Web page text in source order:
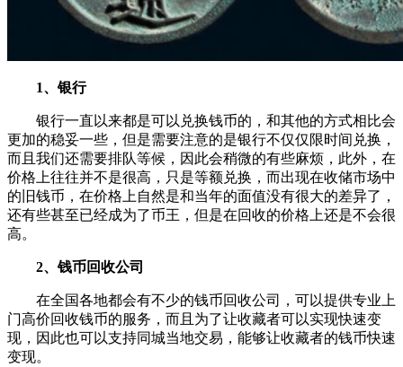
1、银行
银行一直以来都是可以兑换钱币的，和其他的方式相比会
更加的稳妥一些，但是需要注意的是银行不仅仅限时间兑换，
而且我们还需要排队等候，因此会稍微的有些麻烦，此外，在
价格上往往并不是很高，只是等额兑换，而出现在收储市场中
的旧钱币，在价格上自然是和当年的面值没有很大的差异了，
还有些甚至已经成为了币王，但是在回收的价格上还是不会很
高。
2、钱币回收公司
在全国各地都会有不少的钱币回收公司，可以提供专业上
门高价回收钱币的服务，而且为了让收藏者可以实现快速变
现，因此也可以支持同城当地交易，能够让收藏者的钱币快速
变现。